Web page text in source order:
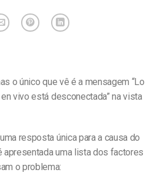
o único que vê é a mensagem “Lo
vivo está desconectada” na vista
resposta única para a causa do
apresentada uma lista dos factores
o problema: